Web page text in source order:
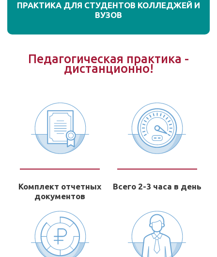
ПРАКТИКА ДЛЯ СТУДЕНТОВ КОЛЛЕДЖЕЙ И
ВУЗОВ
Педагогическая практика -
дистанционно!
Комплект отчетных
документов
Всего 2-3 часа в день